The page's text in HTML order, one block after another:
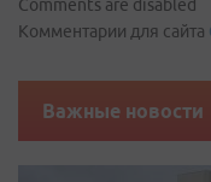
Comments are disabled
Комментарии для сайта
Важные новости